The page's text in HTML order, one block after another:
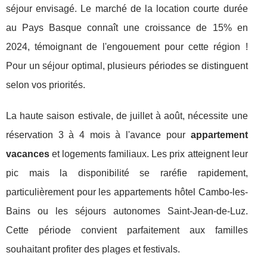
séjour envisagé. Le marché de la location courte durée
au Pays Basque connaît une croissance de 15% en
2024, témoignant de l'engouement pour cette région !
Pour un séjour optimal, plusieurs périodes se distinguent
selon vos priorités.
La haute saison estivale, de juillet à août, nécessite une
réservation 3 à 4 mois à l'avance pour appartement
vacances et logements familiaux. Les prix atteignent leur
pic mais la disponibilité se raréfie rapidement,
particulièrement pour les appartements hôtel Cambo-les-
Bains ou les séjours autonomes Saint-Jean-de-Luz.
Cette période convient parfaitement aux familles
souhaitant profiter des plages et festivals.